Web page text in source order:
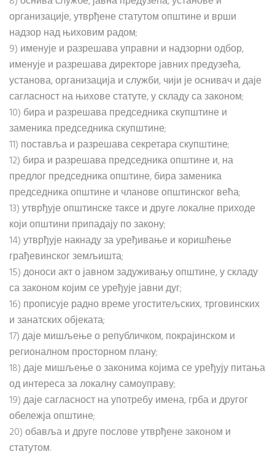
организације, утврђене статутом општине и врши
надзор над њиховим радом;
9) именује и разрешава управни и надзорни одбор,
именује и разрешава директоре јавних предузећа,
установа, организација и служби, чији је оснивач и даје
сагласност на њихове статуте, у складу са законом;
10) бира и разрешава председника скупштине и
заменика председника скупштине;
11) поставља и разрешава секретара скупштине;
12) бира и разрешава председника општине и, на
предлог председника општине, бира заменика
председника општине и чланове општинског већа;
13) утврђује општинске таксе и друге локалне приходе
који општини припадају по закону;
14) утврђује накнаду за уређивање и коришћење
грађевинског земљишта;
15) доноси акт о јавном задуживању општине, у складу
са законом којим се уређује јавни дуг;
16) прописује радно време угоститељских, трговинских
и занатских објеката;
17) даје мишљење о републичком, покрајинском и
регионалном просторном плану;
18) даје мишљење о законима којима се уређују питања
од интереса за локалну самоуправу;
19) даје сагласност на употребу имена, грба и другог
обележја општине;
20) обавља и друге послове утврђене законом и
статутом.